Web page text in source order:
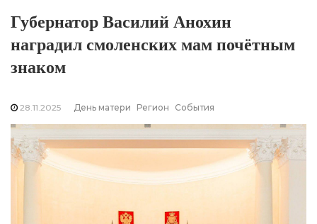
Губернатор Василий Анохин
наградил смоленских мам почётным
знаком
28.11.2025 День матери Регион События